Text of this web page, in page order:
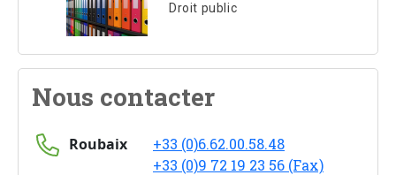
Droit public
Nous contacter
Roubaix
+33 (0)6.62.00.58.48
+33 (0)9 72 19 23 56 (Fax)